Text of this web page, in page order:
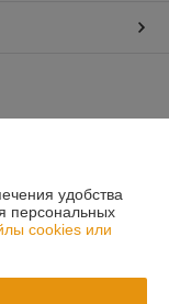
«ИнтерЗнак»
86, пом. 2,
удобства
персональных
cookies или